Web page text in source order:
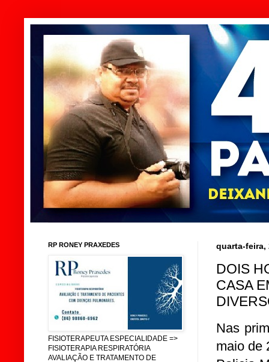
quarta-feira,
DOIS
CASA
Nas
maio de
RP RONEY PRAXEDES
FISIOTERAPEUTA ESPECIALIDADE =>
FISIOTERAPIA RESPIRATÓRIA
AVALIAÇÃO E TRATAMENTO DE